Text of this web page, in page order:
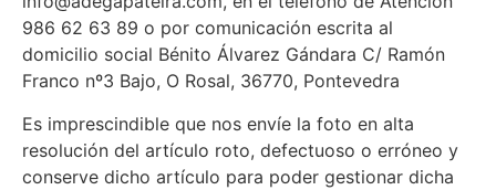
986 62 63 89 o por comunicación escrita al
domicilio social Bénito Álvarez Gándara C/ Ramón
Franco nº3 Bajo, O Rosal, 36770, Pontevedra
Es imprescindible que nos envíe la foto en alta
resolución del artículo roto, defectuoso o erróneo y
conserve dicho artículo para poder gestionar dicha